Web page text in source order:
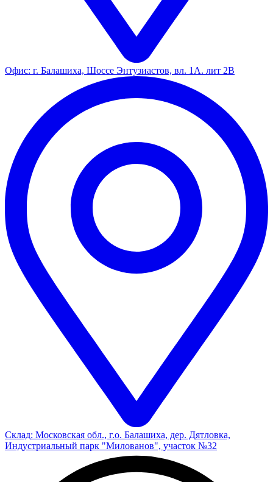
Офис: г. Балашиха, Шоссе Энтузиастов, вл. 1А. лит 2В
Склад: Московская обл., г.о. Балашиха, дер. Дятловка,
Индустриальный парк "Милованов", участок №32